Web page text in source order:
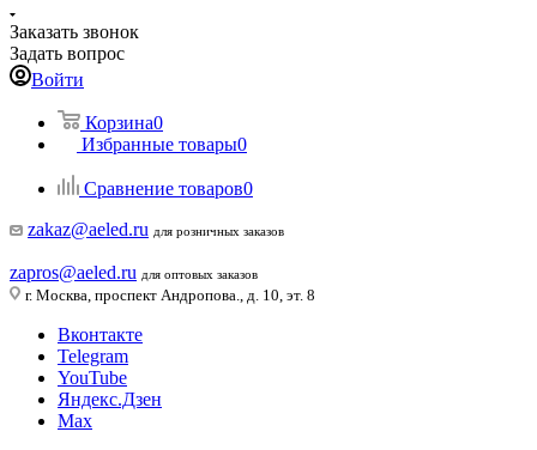
Заказать звонок
Задать вопрос
Войти
Корзина0
Избранные товары0
Сравнение товаров0
zakaz@aeled.ru для розничных заказов
zapros@aeled.ru для оптовых заказов
г. Москва, проспект Андропова., д. 10, эт. 8
Вконтакте
Telegram
YouTube
Яндекс.Дзен
Max